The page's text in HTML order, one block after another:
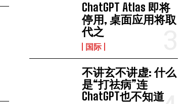
ChatGPT Atlas 即将
停用, 桌面应用将取
代之
国际
不讲玄不讲虚: 什么
是“打祛病”连
ChatGPT也不知道